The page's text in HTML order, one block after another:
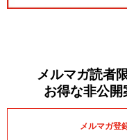
メルマガ読者
お得な非公
メルマガ登